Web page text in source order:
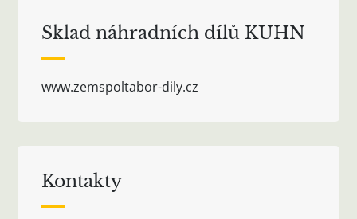
Sklad náhradních dílů KUHN
www.zemspoltabor-dily.cz
Kontakty